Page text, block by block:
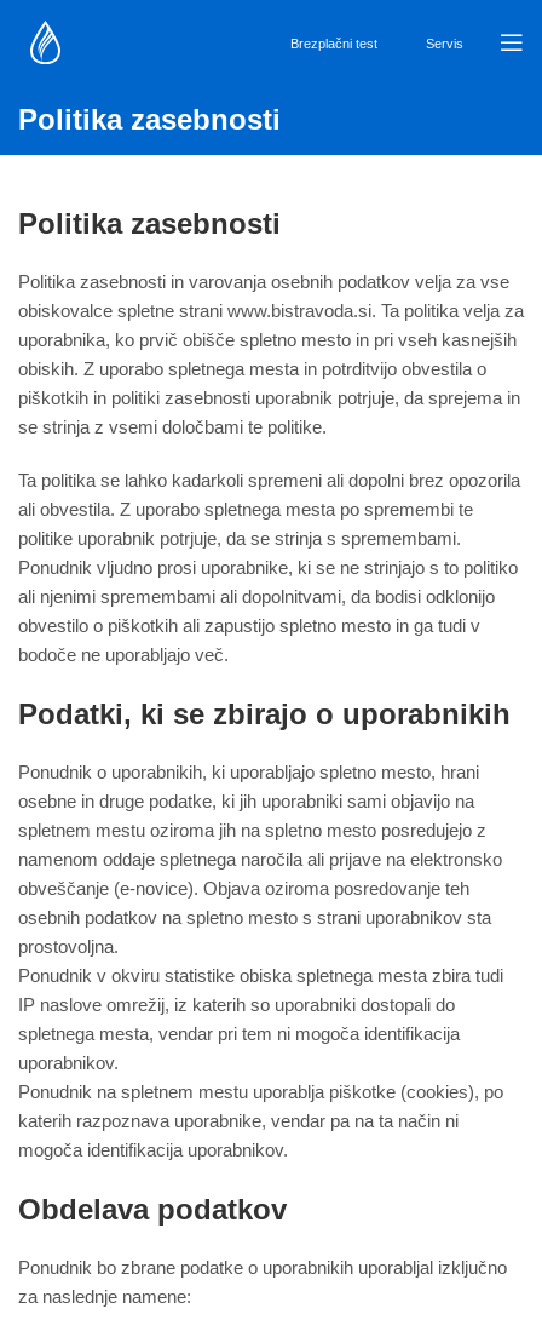
Brezplačni test Servis
Politika zasebnosti
Politika zasebnosti
Politika zasebnosti in varovanja osebnih podatkov velja za vse
obiskovalce spletne strani www.bistravoda.si. Ta politika velja za
uporabnika, ko prvič obišče spletno mesto in pri vseh kasnejših
obiskih. Z uporabo spletnega mesta in potrditvijo obvestila o
piškotkih in politiki zasebnosti uporabnik potrjuje, da sprejema in
se strinja z vsemi določbami te politike.
Ta politika se lahko kadarkoli spremeni ali dopolni brez opozorila
ali obvestila. Z uporabo spletnega mesta po spremembi te
politike uporabnik potrjuje, da se strinja s spremembami.
Ponudnik vljudno prosi uporabnike, ki se ne strinjajo s to politiko
ali njenimi spremembami ali dopolnitvami, da bodisi odklonijo
obvestilo o piškotkih ali zapustijo spletno mesto in ga tudi v
bodoče ne uporabljajo več.
Podatki, ki se zbirajo o uporabnikih
Ponudnik o uporabnikih, ki uporabljajo spletno mesto, hrani
osebne in druge podatke, ki jih uporabniki sami objavijo na
spletnem mestu oziroma jih na spletno mesto posredujejo z
namenom oddaje spletnega naročila ali prijave na elektronsko
obveščanje (e-novice). Objava oziroma posredovanje teh
osebnih podatkov na spletno mesto s strani uporabnikov sta
prostovoljna.
Ponudnik v okviru statistike obiska spletnega mesta zbira tudi
IP naslove omrežij, iz katerih so uporabniki dostopali do
spletnega mesta, vendar pri tem ni mogoča identifikacija
uporabnikov.
Ponudnik na spletnem mestu uporablja piškotke (cookies), po
katerih razpoznava uporabnike, vendar pa na ta način ni
mogoča identifikacija uporabnikov.
Obdelava podatkov
Ponudnik bo zbrane podatke o uporabnikih uporabljal izključno
za naslednje namene: